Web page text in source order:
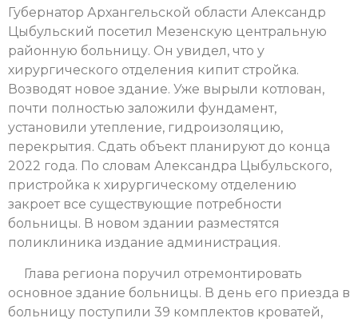
Губернатор Архангельской области Александр
Цыбульский посетил Мезенскую центральную
районную больницу. Он увидел, что у
хирургического отделения кипит стройка.
Возводят новое здание. Уже вырыли котлован,
почти полностью заложили фундамент,
установили утепление, гидроизоляцию,
перекрытия. Сдать объект планируют до конца
2022 года. По словам Александра Цыбульского,
пристройка к хирургическому отделению
закроет все существующие потребности
больницы. В новом здании разместятся
поликлиника издание администрация.
Глава региона поручил отремонтировать
основное здание больницы. В день его приезда в
больницу поступили 39 комплектов кроватей,